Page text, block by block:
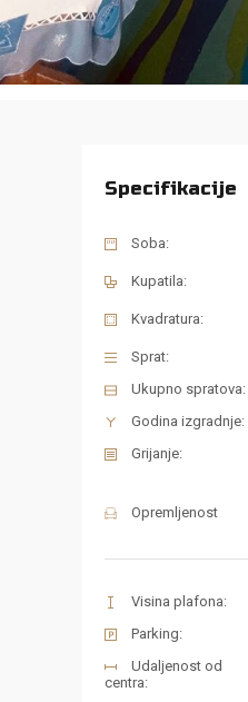
Specifikacije
Soba:
Kupatila:
Kvadratura:
Sprat:
Ukupno spratova:
Godina izgradnje:
Grijanje:
Opremljenost
Visina plafona:
Parking:
Udaljenost od
centra: